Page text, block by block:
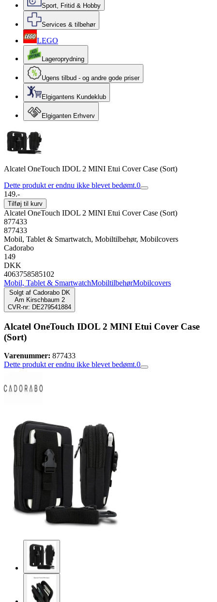
Sport, Fritid & Hobby
Services & tilbehør
LEGO
Lageroprydning
Ugens tilbud - og andre gode priser
Elgigantens Kundeklub
Elgiganten Erhverv
Alcatel OneTouch IDOL 2 MINI Etui Cover Case (Sort)
Dette produkt er endnu ikke blevet bedømt.0
149.-
Tilføj til kurv
Alcatel OneTouch IDOL 2 MINI Etui Cover Case (Sort)
877433
877433
Mobil, Tablet & Smartwatch, Mobiltilbehør, Mobilcovers
Cadorabo
149
DKK
4063758585102
Mobil, Tablet & SmartwatchMobiltilbehørMobilcovers
Solgt af Cadorabo DK
Am Kirschbaum 2
CVR-nr: DE279541884
Alcatel OneTouch IDOL 2 MINI Etui Cover Case
(Sort)
Varenummer: 877433
Dette produkt er endnu ikke blevet bedømt.0